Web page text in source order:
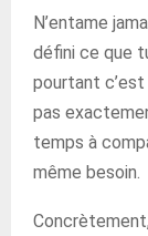
N’entame
défini ce que
pourtant c’est
pas
temps à
même besoin.